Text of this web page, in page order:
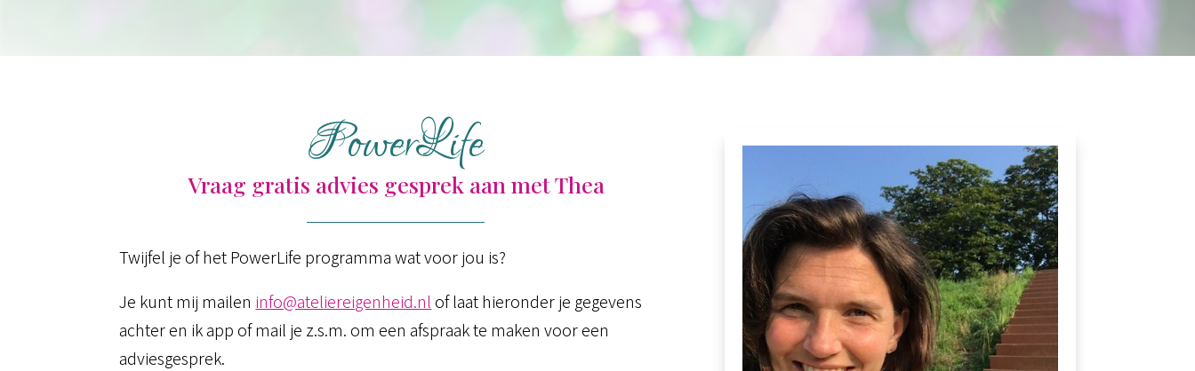
PowerLife
Vraag gratis advies gesprek aan met Thea
Twijfel je of het PowerLife programma wat voor jou is?
Je kunt mij mailen info@ateliereigenheid.nl of laat hieronder je gegevens
achter en ik app of mail je z.s.m. om een afspraak te maken voor een
adviesgesprek.